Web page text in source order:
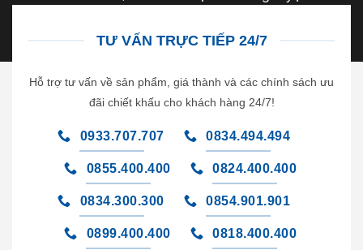
TƯ VẤN TRỰC TIẾP 24/7
Hỗ trợ tư vấn về sản phẩm, giá thành và các chính sách ưu
đãi chiết khấu cho khách hàng 24/7!
0933.707.707 0834.494.494
0855.400.400 0824.400.400
0834.300.300 0854.901.901
0899.400.400 0818.400.400